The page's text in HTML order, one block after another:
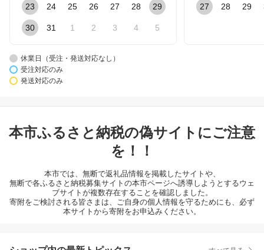
23 24 25 26 27 28 29
30 31 1 2 3 4 5
27 28 29
休業日（受注・発送対応なし）
受注対応のみ
発送対応のみ
本市ふるさと納税の偽サイトにご注意
を！！
本市では、無断で返礼品情報を掲載したサイトや、
無断で各ふるさと納税募集サイトの本市ページへ誘導しようとするウェ
ブサイトが複数存在することを確認しました。
寄附をご検討される皆さまは、ご自身の個人情報を守るためにも、必ず
本サイトから寄附をお申込みください。